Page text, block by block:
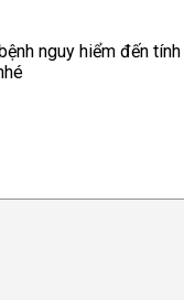
nguy hiểm đến